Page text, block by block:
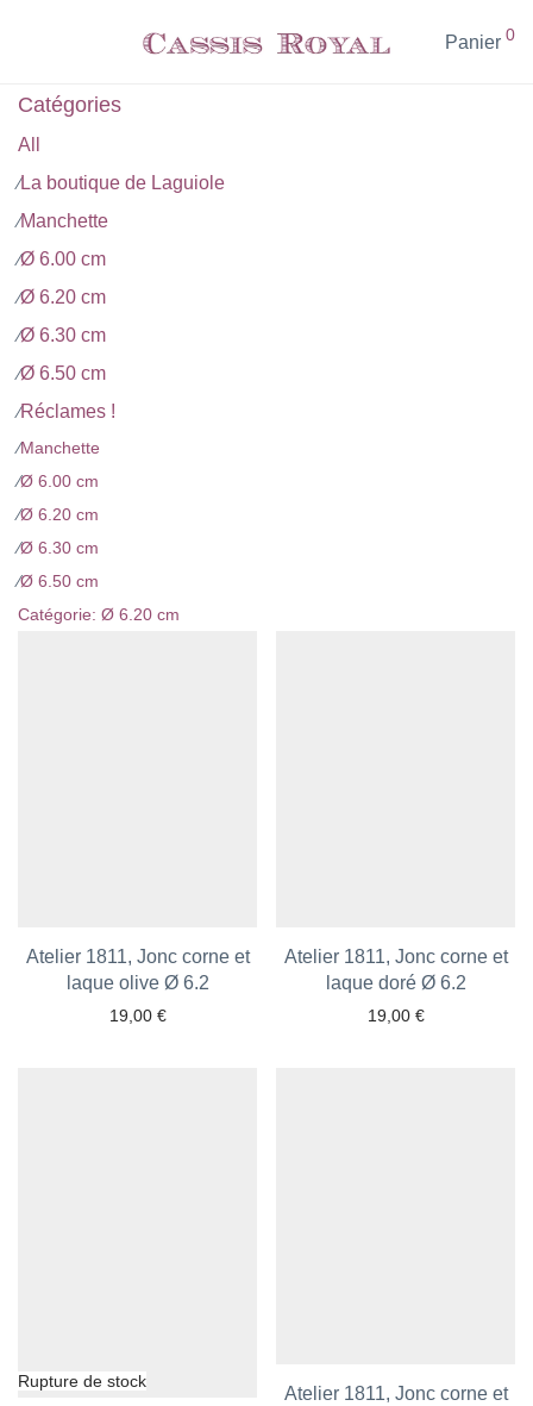
Panier 0
Catégories
All
⁄La boutique de Laguiole
⁄Manchette
⁄Ø 6.00 cm
⁄Ø 6.20 cm
⁄Ø 6.30 cm
⁄Ø 6.50 cm
⁄Réclames !
⁄Manchette
⁄Ø 6.00 cm
⁄Ø 6.20 cm
⁄Ø 6.30 cm
⁄Ø 6.50 cm
Catégorie: Ø 6.20 cm
Atelier 1811, Jonc corne et
laque olive Ø 6.2
19,00 €
Ajouter aux favoris
Atelier 1811, Jonc corne et
laque doré Ø 6.2
19,00 €
Ajouter aux favoris
Atelier 1811, Jonc corne et